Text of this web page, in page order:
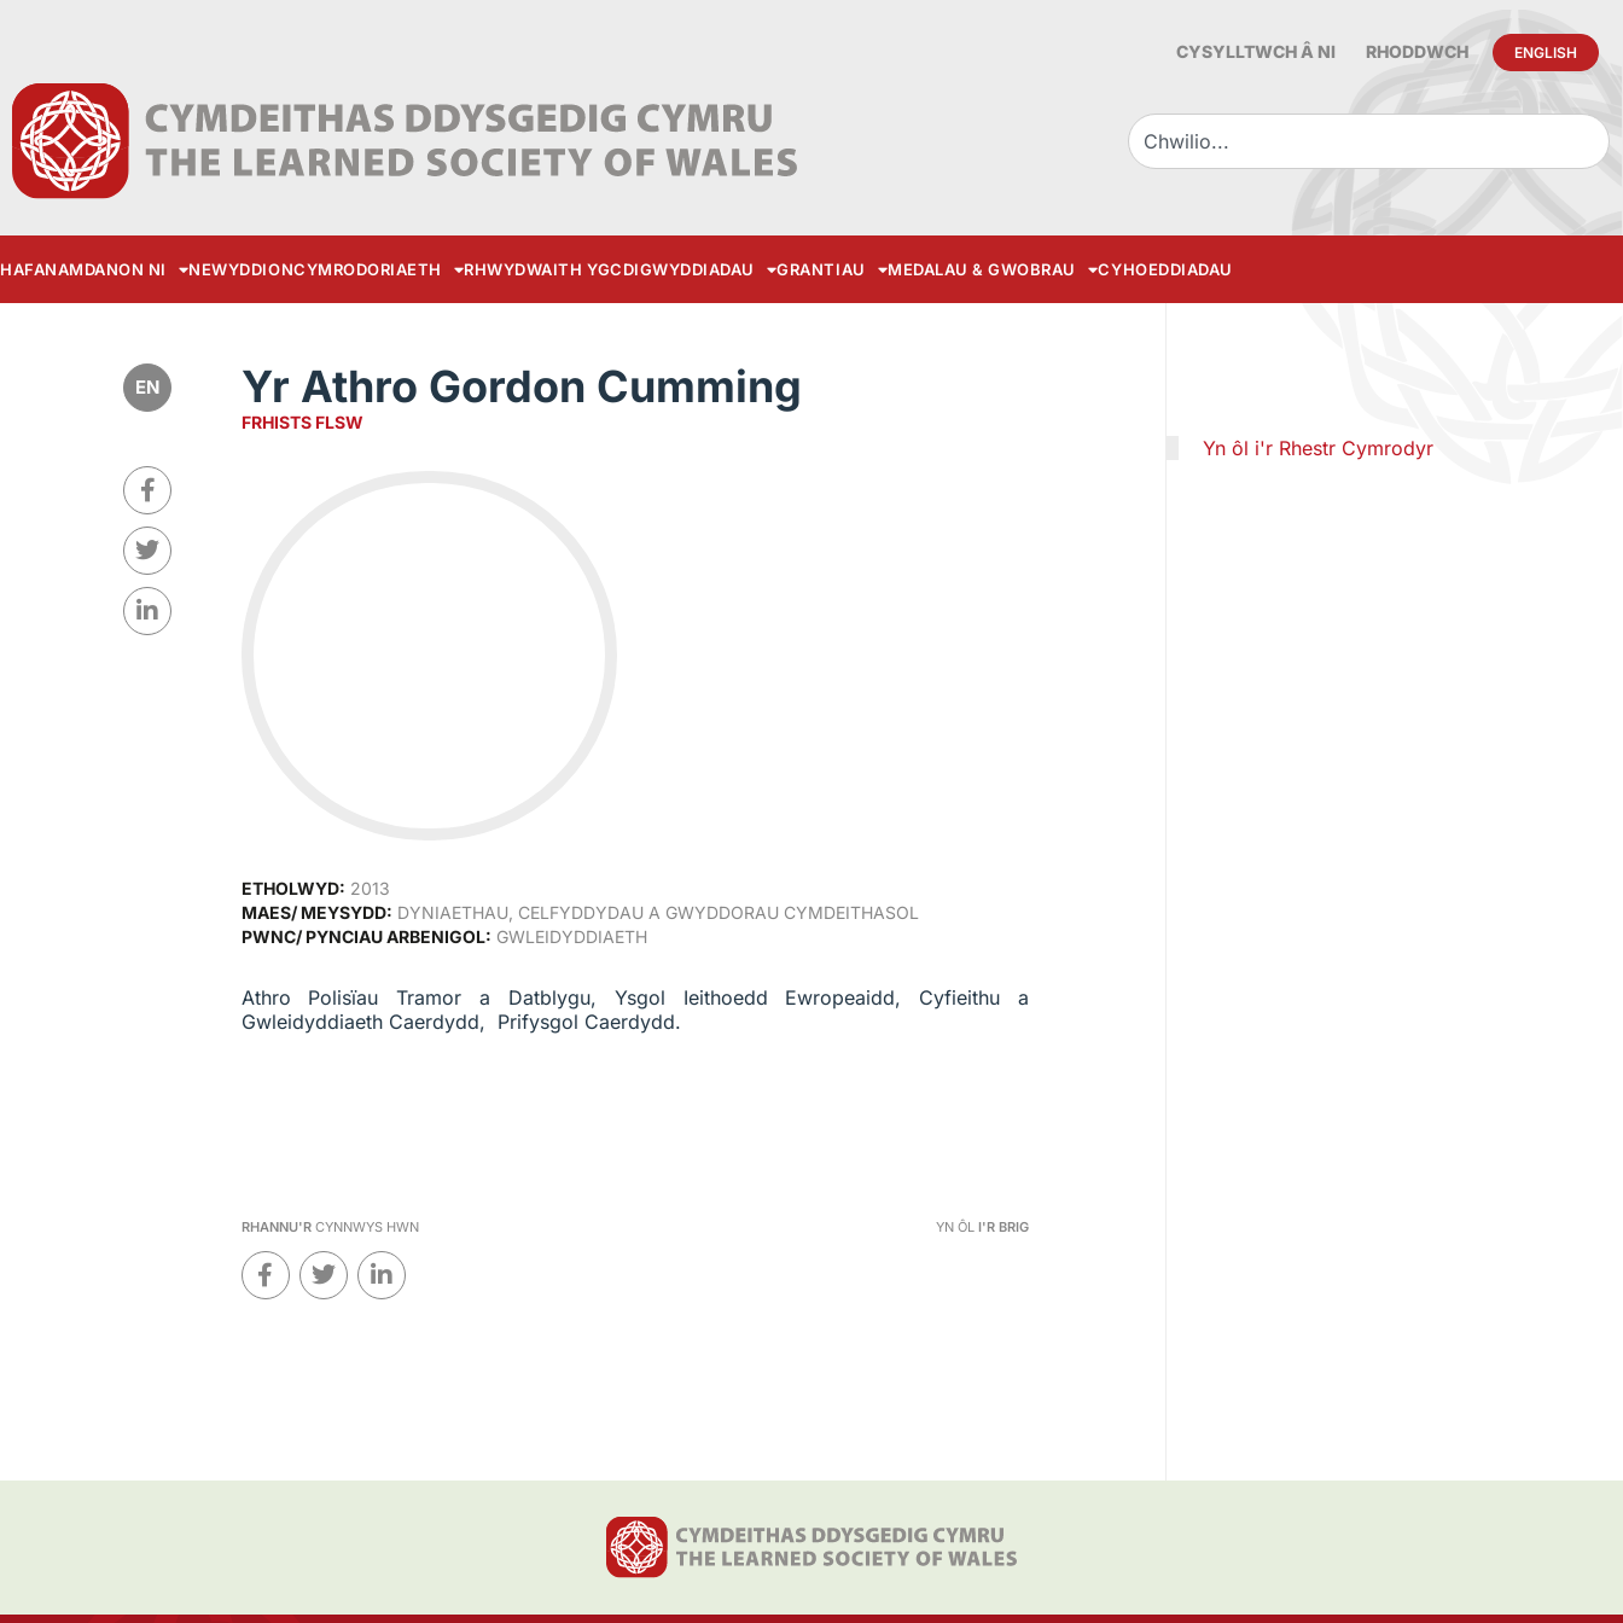
CYSYLLTWCH Â NI RHODDWCH ENGLISH
HAFANAMDANON NI NEWYDDIONCYMRODORIAETH RHWYDWAITH YGCDIGWYDDIADAU GRANTIAU MEDALAU & GWOBRAU CYHOEDDIADAU
EN Yr Athro Gordon Cumming
FRHISTS FLSW
ETHOLWYD: 2013
MAES/ MEYSYDD: DYNIAETHAU, CELFYDDYDAU A GWYDDORAU CYMDEITHASOL
PWNC/ PYNCIAU ARBENIGOL: GWLEIDYDDIAETH
Athro Polisïau Tramor a Datblygu, Ysgol Ieithoedd Ewropeaidd, Cyfieithu a
Gwleidyddiaeth Caerdydd, Prifysgol Caerdydd.
RHANNU'RCYNNWYS HWN YN ÔL I'R BRIG
Yn ôl i'r Rhestr Cymrodyr